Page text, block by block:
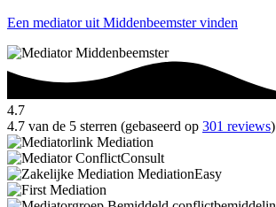
Een mediator uit Middenbeemster vinden
4.7
4.7 van de 5 sterren (gebaseerd op 301 reviews)